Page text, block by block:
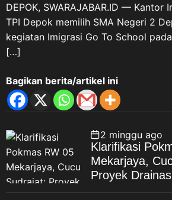
DEPOK, SWARAJABAR.ID — Kantor
TPI Depok memilih SMA Negeri 2
kegiatan Imigrasi Go To School
[…]
Bagikan berita/artikel ini
2 minggu ago
Klarifikasi
Mekarjaya,
Proyek